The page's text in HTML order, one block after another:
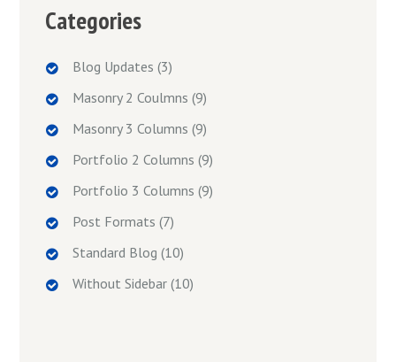
Categories
Blog Updates (3)
Masonry 2 Coulmns (9)
Masonry 3 Columns (9)
Portfolio 2 Columns (9)
Portfolio 3 Columns (9)
Post Formats (7)
Standard Blog (10)
Without Sidebar(10)